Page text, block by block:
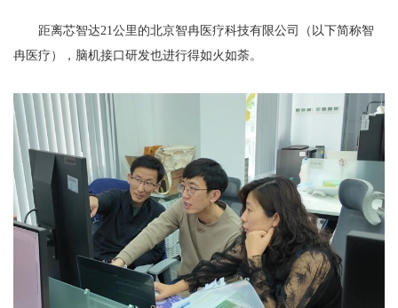
距离芯智达21公里的北京智冉医疗科技有限公司（以下简称智
冉医疗），脑机接口研发也进行得如火如荼。